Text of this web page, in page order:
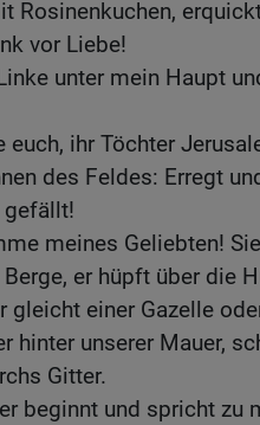
Rosinenkuchen,
vor Liebe!
unter mein Haupt
euch, ihr Töchter
des Feldes: Erregt
gefällt!
meines Geliebten!
er hüpft über die
gleicht einer Gazelle
hinter unserer Mauer,
Gitter.
beginnt und spricht zu